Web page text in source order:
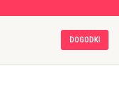
DOGODKI